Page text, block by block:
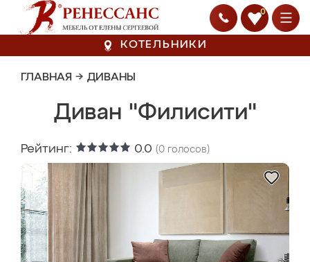
0
КОТЕЛЬНИКИ
ГЛАВНАЯ → ДИВАНЫ
Диван "Филисити"
Рейтинг: 0.0 (0 голосов)